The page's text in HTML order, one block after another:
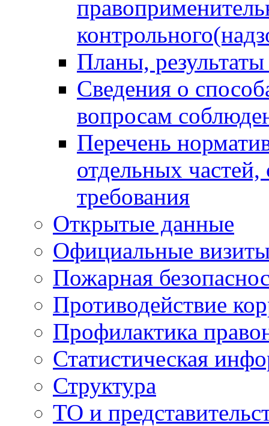
Планы,
Сведения о
вопросам
Перечень
отдельных
требования
Открытые данные
Официальные
Пожарная
Противодействие
Профилактика
Статистическая
Структура
ТО и